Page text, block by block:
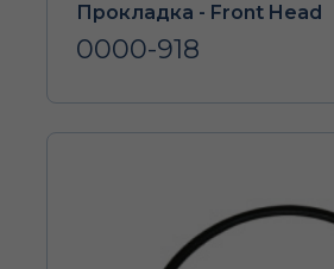
Прокладка - Front Head
0000-918